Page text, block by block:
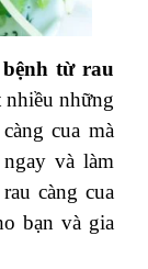
từ rau
những
cua mà
và làm
càng cua
bạn và gia